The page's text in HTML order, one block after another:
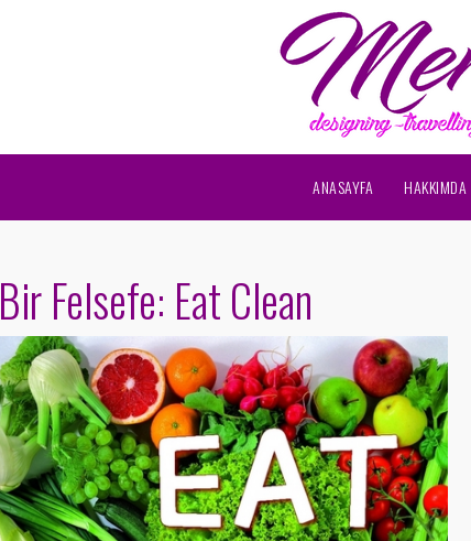
ANASAYFA HAKKIMDA
Bir Felsefe: Eat Clean